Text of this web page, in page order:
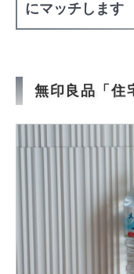
にマッチします
無印良品「住